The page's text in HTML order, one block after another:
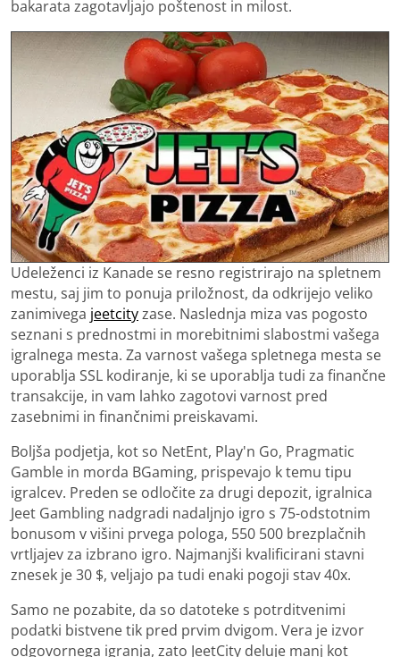
bakarata zagotavljajo poštenost in milost.
Udeleženci iz Kanade se resno registrirajo na spletnem
mestu, saj jim to ponuja priložnost, da odkrijejo veliko
zanimivega jeetcityzase. Naslednja miza vas pogosto
seznani s prednostmi in morebitnimi slabostmi vašega
igralnega mesta. Za varnost vašega spletnega mesta se
uporablja SSL kodiranje, ki se uporablja tudi za finančne
transakcije, in vam lahko zagotovi varnost pred
zasebnimi in finančnimi preiskavami.
Boljša podjetja, kot so NetEnt, Play'n Go, Pragmatic
Gamble in morda BGaming, prispevajo k temu tipu
igralcev. Preden se odločite za drugi depozit, igralnica
Jeet Gambling nadgradi nadaljnjo igro s 75-odstotnim
bonusom v višini prvega pologa, 550 500 brezplačnih
vrtljajev za izbrano igro. Najmanjši kvalificirani stavni
znesek je 30 $, veljajo pa tudi enaki pogoji stav 40x.
Samo ne pozabite, da so datoteke s potrditvenimi
podatki bistvene tik pred prvim dvigom. Vera je izvor
odgovornega igranja, zato JeetCity deluje manj kot